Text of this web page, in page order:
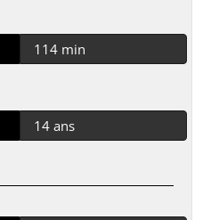
114 min
14 ans